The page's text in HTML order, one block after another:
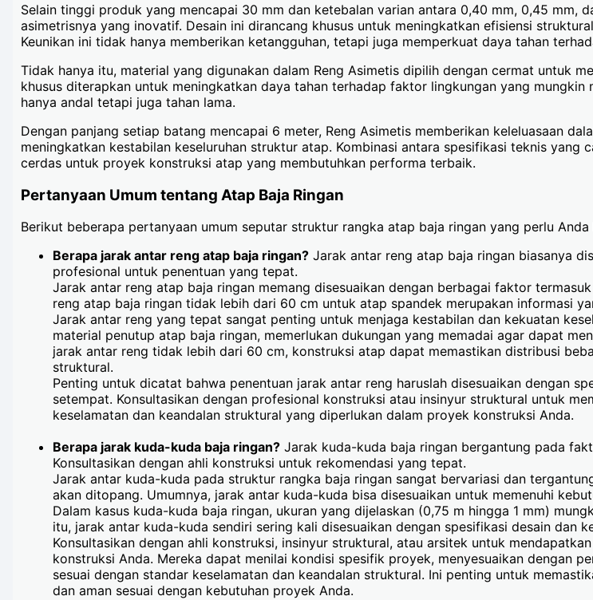
Selain tinggi produk yang mencapai 30 mm dan ketebalan varian antara 0,40 mm, 0,45 mm,
asimetrisnya yang inovatif. Desain ini dirancang khusus untuk meningkatkan efisiensi
Keunikan ini tidak hanya memberikan ketangguhan, tetapi juga memperkuat daya tahan
Tidak hanya itu, material yang digunakan dalam Reng Asimetis dipilih dengan cermat untuk
khusus diterapkan untuk meningkatkan daya tahan terhadap faktor lingkungan yang
hanya andal tetapi juga tahan lama.
Dengan panjang setiap batang mencapai 6 meter, Reng Asimetis memberikan keleluasaan
meningkatkan kestabilan keseluruhan struktur atap. Kombinasi antara spesifikasi teknis yang
cerdas untuk proyek konstruksi atap yang membutuhkan performa terbaik.
Pertanyaan Umum tentang Atap Baja Ringan
Berikut beberapa pertanyaan umum seputar struktur rangka atap baja ringan yang perlu Anda
Berapa jarak antar reng atap baja ringan? Jarak antar reng atap baja ringan biasanya
profesional untuk penentuan yang tepat.
Jarak antar reng atap baja ringan memang disesuaikan dengan berbagai faktor
reng atap baja ringan tidak lebih dari 60 cm untuk atap spandek merupakan informasi
Jarak antar reng yang tepat sangat penting untuk menjaga kestabilan dan kekuatan
material penutup atap baja ringan, memerlukan dukungan yang memadai agar dapat
jarak antar reng tidak lebih dari 60 cm, konstruksi atap dapat memastikan distribusi
struktural.
Penting untuk dicatat bahwa penentuan jarak antar reng haruslah disesuaikan dengan
setempat. Konsultasikan dengan profesional konstruksi atau insinyur struktural untuk
keselamatan dan keandalan struktural yang diperlukan dalam proyek konstruksi Anda.
Berapa jarak kuda-kuda baja ringan? Jarak kuda-kuda baja ringan bergantung pada
Konsultasikan dengan ahli konstruksi untuk rekomendasi yang tepat.
Jarak antar kuda-kuda pada struktur rangka baja ringan sangat bervariasi dan
akan ditopang. Umumnya, jarak antar kuda-kuda bisa disesuaikan untuk memenuhi
Dalam kasus kuda-kuda baja ringan, ukuran yang dijelaskan (0,75 m hingga 1 mm)
itu, jarak antar kuda-kuda sendiri sering kali disesuaikan dengan spesifikasi desain dan
Konsultasikan dengan ahli konstruksi, insinyur struktural, atau arsitek untuk
konstruksi Anda. Mereka dapat menilai kondisi spesifik proyek, menyesuaikan dengan
sesuai dengan standar keselamatan dan keandalan struktural. Ini penting untuk
dan aman sesuai dengan kebutuhan proyek Anda.